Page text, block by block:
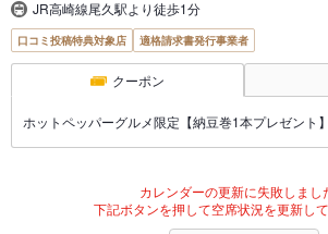
JR高崎線尾久駅より徒歩1分
口コミ投稿特典対象店 適格請求書発行事業者
クーポン
ホットペッパーグルメ限定【納豆巻1本プレゼント】
カレンダーの更新に失敗しまし
下記ボタンを押して空席状況を更新して